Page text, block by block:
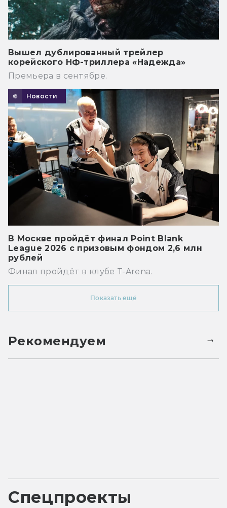
Вышел дублированный трейлер
корейского НФ-триллера «Надежда»
Премьера в сентябре.
Новости
В Москве пройдёт финал Point Blank
League 2026 с призовым фондом 2,6 млн
рублей
Финал пройдёт в клубе T-Arena.
Показать ещё
Рекомендуем
Спецпроекты